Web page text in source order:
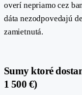
overí nepriamo cez
dáta nezodpovedajú
zamietnutá.
Sumy ktoré
1 500 €)